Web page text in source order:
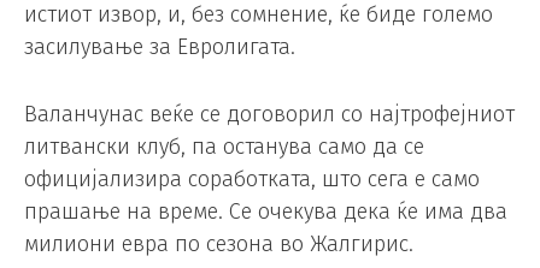
истиот извор, и, без сомнение, ќе биде големо
засилување за Евролигата.
Валанчунас веќе се договорил со најтрофејниот
литвански клуб, па останува само да се
официјализира соработката, што сега е само
прашање на време. Се очекува дека ќе има два
милиони евра по сезона во Жалгирис.